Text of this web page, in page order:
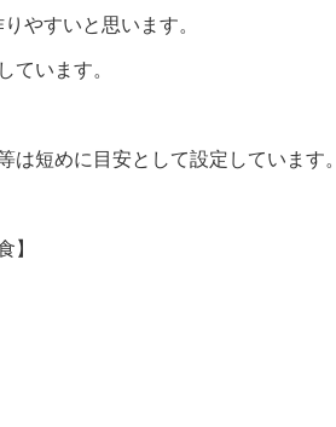
やすいと思います。
ています。
短めに目安として設定しています。
】